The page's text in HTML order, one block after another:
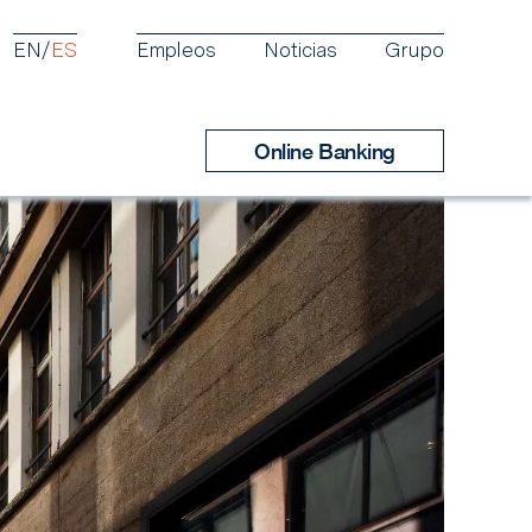
Productos Reportes
EN ES Empleos Noticias Grupo
Online Banking